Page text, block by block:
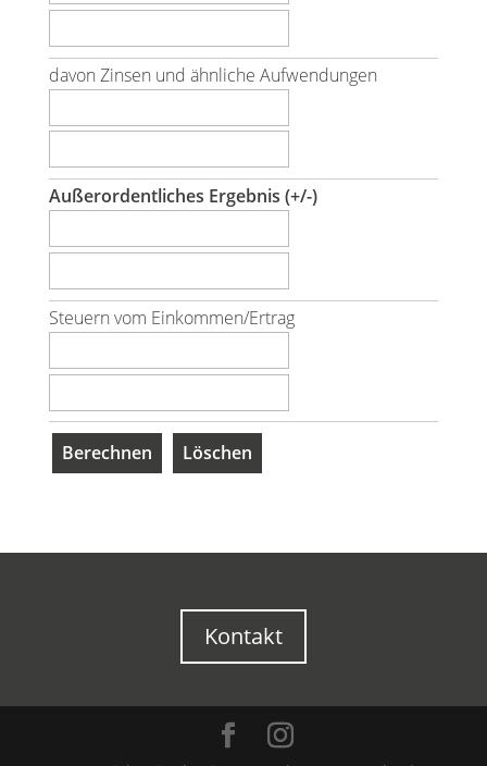
davon Zinsen und ähnliche Aufwendungen
Außerordentliches Ergebnis (+/-)
Steuern vom Einkommen/Ertrag
Kontakt